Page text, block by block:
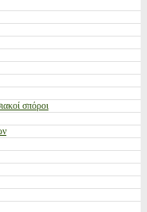
σπόροι